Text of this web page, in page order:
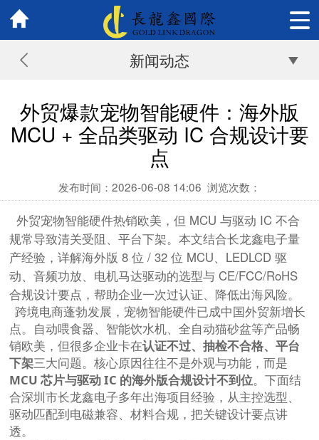
新闻动态
外贸爆款宠物智能硬件：海外版
MCU + 全品类驱动 IC 合规设计要
点
发布时间：2026-06-08 14:06 浏览次数：
外贸宠物智能硬件热销欧美，但 MCU 与驱动 IC 不合
规常导致清关受阻、平台下架。本文结合长龙鑫电子量
产经验，详解海外版 8 位 / 32 位 MCU、LEDLCD 驱
动、音频功放、电机马达驱动的选型与 CE/FCC/RoHS
合规设计要点，帮助企业一次过认证、降低出海风险。
跨境电商蓬勃发展，宠物智能硬件已成中国外贸新增长
点。自动喂食器、智能饮水机、全自动猫砂盆等产品畅
销欧美，但很多企业卡在认证不过、抽检不合格、平台
下架三大问题。核心原因往往不是外观与功能，而是
MCU 芯片与驱动 IC 的海外版合规设计不到位。下面结
合深圳市长龙鑫电子多年出海项目经验，从主控选型、
驱动匹配到电磁兼容、材料合规，把关键设计要点讲
透。